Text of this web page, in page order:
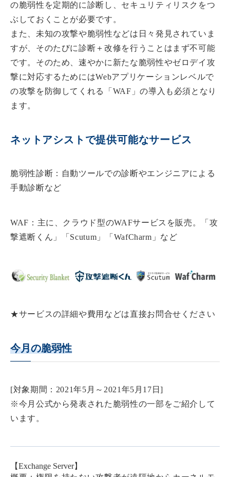
の脆弱性を定期的に診断し、セキュリティリスクをつ
ぶしておくことが必要です。
また、未知の攻撃や脆弱性などは日々発見されていま
すが、そのたびに診断＋改修を行うことはまず不可能
です。そのため、速やかに新たな脆弱性やゼロデイ攻
撃に対応するためにはWebアプリケーションレベルで
の攻撃を防御してくれる
「WAF」の導入も必須 となり
ます。
ネットアシストで提供可能なサービス
脆弱性診断：自動ツールでの診断やエンジニアによる
手動診断など
WAF：主に、クラウド型のWAFサービスを販売。「攻
撃遮断くん」「Scutum」「WafCharm」など
★サービスの詳細や費用などは直接お問合せください
今月の脆弱性
[対象期間：2021年5月～2021年5月17日]
※今月公式から発表された脆弱性の一部をご紹介して
います。
【Exchange Server】